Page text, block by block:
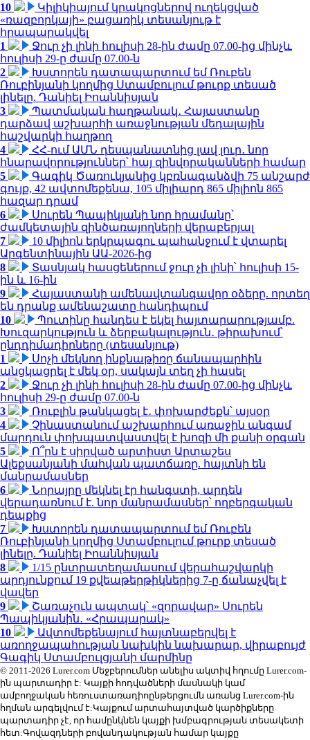
10
Կիլիկիայում կրակոցներով ուղեկցված
«ռազբորկայի» բացառիկ տեսանյութ է
հրապարակվել
1
Ջուր չի լինի հուլիսի 28-ին ժամը 07.00-ից մինչև
հուլիսի 29-ը ժամը 07.00-ն
2
Խստորեն դատապարտում եմ Ռուբեն
Ռուբինյանի կողմից Ստամբուլում թուրք տեսած
լինելը. Դանիել Իոաննիսյան
3
Պատմական հաղթանակ․ Հայաստանը
դարձավ աշխարհի առաջնության մեդալային
հաշվարկի հաղթող
4
ՀՀ-ում ԱՄՆ դեսպանատնից լավ լուր․ նոր
հնարավորություններ՝ հայ զինվորականների համար
5
Գագիկ Ծառուկյանից կբռնագանձվի 75 անշարժ
գույք, 42 ավտոմեքենա, 105 միլիարդ 865 միլիոն 865
հազար դրամ
6
Սուրեն Պապիկյանի նոր հրամանը՝
ժամկետային զինծառայողների վերաբերյալ
7
10 միլիոն երկրպագու պահանջում է վտարել
Արգենտինային ԱԱ-2026-ից
8
Տասնյակ հասցեներում ջուր չի լինի՝ հուլիսի 15-
ին և 16-ին
9
Հայաստանի ամենավտանգավոր օձերը. որտեղ
են դրանք ամենաշատը հանդիպում
10
Պուտինը հանդես է եկել հայտարարությամբ.
Խուզարկություն և ձերբակալություն․ թիրախում՝
ընդդիմադիրները (տեսանյութ)
1
Սոչի մեկնող ինքնաթիռը ճանապարհին
անցկացրել է մեկ օր, սակայն տեղ չի հասել
2
Ջուր չի լինի հուլիսի 28-ին ժամը 07.00-ից մինչև
հուլիսի 29-ը ժամը 07.00-ն
3
Ռուբլին թանկացել է․ փոխարժեքն՝ այսօր
4
Չինաստանում աշխարհում առաջին անգամ
մարդուն փոխպատվաստվել է խոզի մի քանի օրգան
5
Ո՞րն է սիրված արտիստ Արտաշես
Ալեքսանյանի մահվան պատճառը. հայտնի են
մանրամասներ
6
Նորայրը մեկնել էր հանգստի, արդեն
վերադառնում է. նոր մանրամասներ՝ ողբերգական
դեպքից
7
Խստորեն դատապարտում եմ Ռուբեն
Ռուբինյանի կողմից Ստամբուլում թուրք տեսած
լինելը. Դանիել Իոաննիսյան
8
1/15 ընտրատեղամասում վերահաշվարկի
արդյունքում 19 քվեաթերթիկներից 7-ը ճանաչվել է
վավեր
9
Շառաչուն ապտակ՝ «զորավար» Սուրեն
Պապիկյանին․ «Հրապարակ»
10
Ավտոմեքենայում հայտնաբերվել է
առողջապահության նախկին նախարար, վիրաբույժ
Գագիկ Ստամբուլցյանի մարմինը
© 2011-2026 Lurer.com Մեջբերումներ անելիս ակտիվ հղումը Lurer.com-
ին պարտադիր է: Կայքի հոդվածների մասնակի կամ
ամբողջական հեռուստառադիոընթերցումն առանց Lurer.com-ին
հղման արգելվում է:Կայքում արտահայտված կարծիքները
պարտադիր չէ, որ համընկնեն կայքի խմբագրության տեսակետի
հետ:Գովազդների բովանդակության համար կայքը